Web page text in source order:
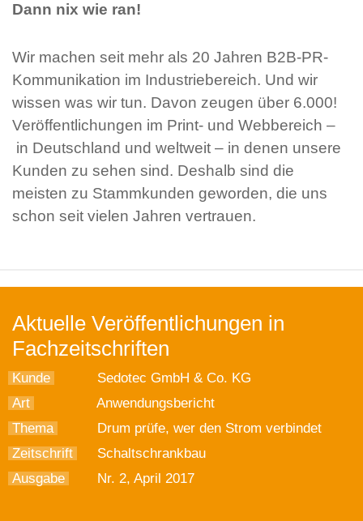
Dann nix wie ran!
Wir machen seit mehr als 20 Jahren B2B-PR-
Kommunikation im Industriebereich. Und wir
wissen was wir tun. Davon zeugen über 6.000!
Veröffentlichungen im Print- und Webbereich –
in Deutschland und weltweit – in denen unsere
Kunden zu sehen sind. Deshalb sind die
meisten zu Stammkunden geworden, die uns
schon seit vielen Jahren vertrauen.
Aktuelle Veröffentlichungen in
Fachzeitschriften
Kunde
Sedotec GmbH & Co. KG
Art
Anwendungsbericht
Thema
Drum prüfe, wer den Strom verbindet
Zeitschrift
Schaltschrankbau
Ausgabe
Nr. 2, April 2017